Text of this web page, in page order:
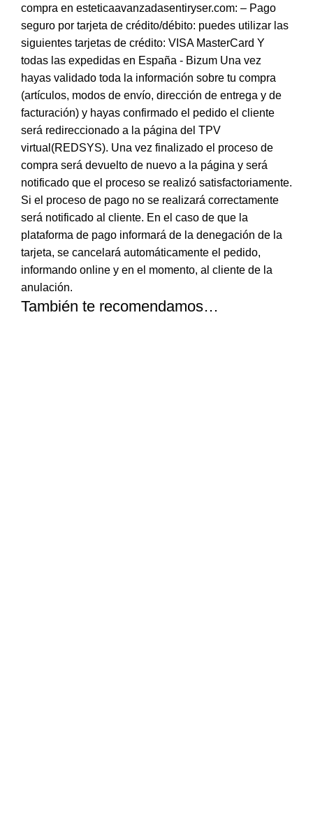
compra en esteticaavanzadasentiryser.com: – Pago
seguro por tarjeta de crédito/débito: puedes utilizar las
siguientes tarjetas de crédito: VISA MasterCard Y
todas las expedidas en España - Bizum Una vez
hayas validado toda la información sobre tu compra
(artículos, modos de envío, dirección de entrega y de
facturación) y hayas confirmado el pedido el cliente
será redireccionado a la página del TPV
virtual(REDSYS). Una vez finalizado el proceso de
compra será devuelto de nuevo a la página y será
notificado que el proceso se realizó satisfactoriamente.
Si el proceso de pago no se realizará correctamente
será notificado al cliente. En el caso de que la
plataforma de pago informará de la denegación de la
tarjeta, se cancelará automáticamente el pedido,
informando online y en el momento, al cliente de la
anulación.
También te recomendamos…